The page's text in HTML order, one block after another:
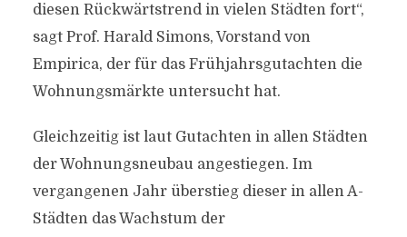
diesen Rückwärtstrend in vielen Städten fort“,
sagt Prof. Harald Simons, Vorstand von
Empirica, der für das Frühjahrsgutachten die
Wohnungsmärkte untersucht hat.
Gleichzeitig ist laut Gutachten in allen Städten
der Wohnungsneubau angestiegen. Im
vergangenen Jahr überstieg dieser in allen A-
Städten das Wachstum der